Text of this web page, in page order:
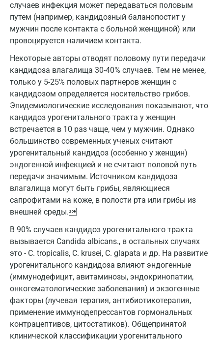
случаев инфекция может передаваться половым
путем (например, кандидозный баланопостит у
мужчин после контакта с больной женщиной) или
провоцируется наличием контакта.
Некоторые авторы отводят половому пути передачи
кандидоза влагалища 30-40% случаев. Тем не менее,
только у 5-25% половых партнеров женщин с
кандидозом определяется носительство грибов.
Эпидемиологические исследования показывают, что
кандидоз урогенитального тракта у женщин
встречается в 10 раз чаще, чем у мужчин. Однако
большинство современных ученых считают
урогенитальный кандидоз (особенно у женщин)
эндогенной инфекцией и не считают половой путь
передачи значимым. Источником кандидоза
влагалища могут быть грибы, являющиеся
сапрофитами на коже, в полости рта или грибы из
внешней среды.
В 90% случаев кандидоз урогенитального тракта
вызывается Candida albicans., в остальных случаях
это - С. tropicalis, С. krusei, С. glapata и др. На развитие
урогенитального кандидоза влияют эндогенные
(иммунодефицит, авитаминозы, эндокринопатии,
онкогематологические заболевания) и экзогенные
факторы (лучевая терапия, антибиотикотерапия,
применение иммунодепрессантов гормональных
контрацептивов, цитостатиков). Общепринятой
клинической классификации урогенитального
Екатеринбург
Жуковский
Звенигород
Зеленоград
Иваново
Ивантеевка
Ижевск
Истра
Йошкар-Ола
Калининград
Калуга
Кемерово
Ковров
Коломна
Королев
Кострома
Котельники
Красногорск